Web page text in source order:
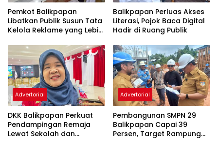
Pemkot Balikpapan
Libatkan Publik Susun Tata
Kelola Reklame yang Lebih
Balikpapan Perluas Akses
Literasi, Pojok Baca Digital
Hadir di Ruang Publik
Advertorial
DKK Balikpapan Perkuat
Pendampingan Remaja
Lewat Sekolah dan
Advertorial
Pembangunan SMPN 29
Balikpapan Capai 39
Persen, Target Rampung